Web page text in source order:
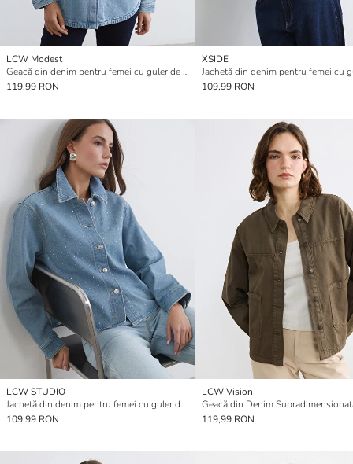
LCW Modest
Geacă din denim pentru femei cu guler de cămașă
119,99 RON
XSIDE
109,99 RON
LCW STUDIO
Jachetă din denim pentru femei cu guler decorat
109,99 RON
LCW Vision
119,99 RON